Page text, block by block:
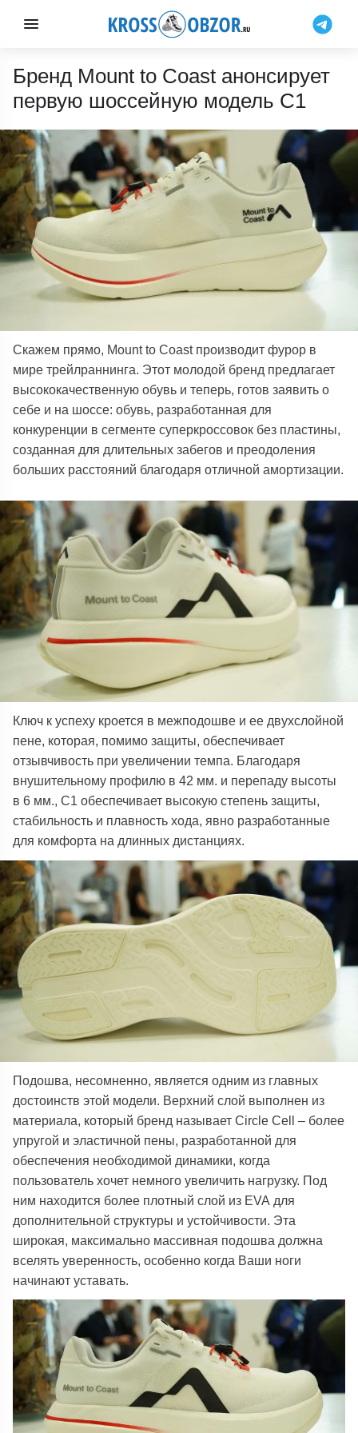
Бренд Mount to Coast анонсирует
первую шоссейную модель C1
Скажем прямо, Mount to Coast производит фурор в
мире трейлраннинга. Этот молодой бренд предлагает
высококачественную обувь и теперь, готов заявить о
себе и на шоссе: обувь, разработанная для
конкуренции в сегменте суперкроссовок без пластины,
созданная для длительных забегов и преодоления
больших расстояний благодаря отличной амортизации.
Ключ к успеху кроется в межподошве и ее двухслойной
пене, которая, помимо защиты, обеспечивает
отзывчивость при увеличении темпа. Благодаря
внушительному профилю в 42 мм. и перепаду высоты
в 6 мм.,C1 обеспечивает высокую степень защиты,
стабильность и плавность хода, явно разработанные
для комфорта на длинных дистанциях.
Подошва, несомненно, является одним из главных
достоинств этой модели. Верхний слой выполнен из
материала, который бренд называетCircle Cell – более
упругой и эластичной пены, разработанной для
обеспечения необходимой динамики, когда
пользователь хочет немного увеличить нагрузку. Под
ним находится более плотный слой из EVA для
дополнительной структуры и устойчивости. Эта
широкая, максимально массивная подошва должна
вселять уверенность, особенно когда Ваши ноги
начинают уставать.